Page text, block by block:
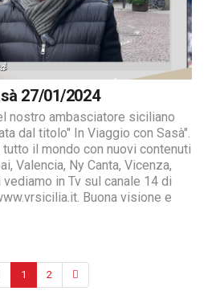
27/01/2024
nostro ambasciatore siciliano
dal titolo" In Viaggio con Sasà".
tutto il mondo con nuovi contenuti
Valencia, Ny Canta, Vicenza,
vediamo in Tv sul canale 14 di
Buona visione e
1 2